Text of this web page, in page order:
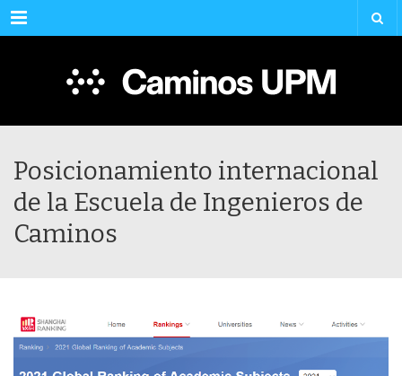
Menu
Posicionamiento internacional
de la Escuela de Ingenieros de
Caminos